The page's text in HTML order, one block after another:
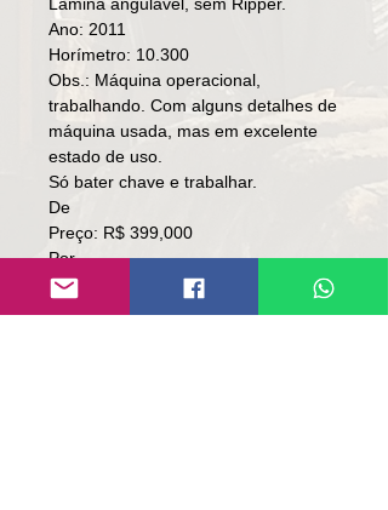
Ano: 2011
Horímetro: 10.300
Obs.: Máquina operacional,
trabalhando. Com alguns detalhes de
máquina usada, mas em excelente
estado de uso.
Só bater chave e trabalhar.
De
Preço: R$ 399,000
Por
Preço: R$ 389,000